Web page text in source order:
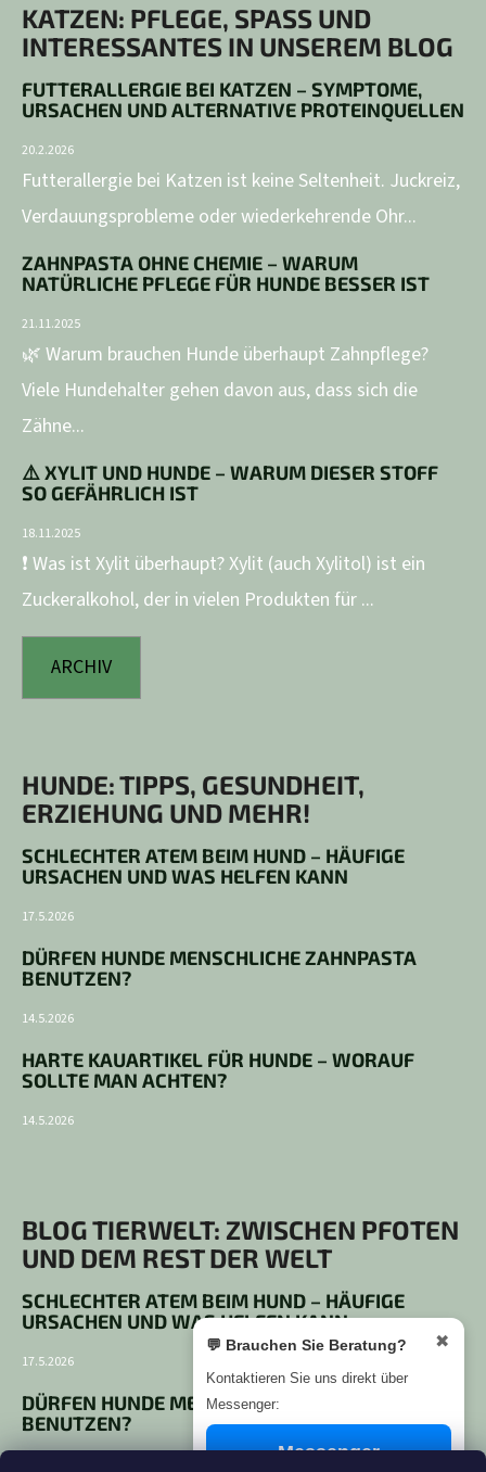
KATZEN: PFLEGE, SPASS UND I
NTERESSANTES IN UNSEREM BLOG
FUTTERALLERGIE BEI KATZEN – SYMPTOME,
URSACHEN UND ALTERNATIVE PROTEINQUELLEN
20.2.2026
Futterallergie bei Katzen ist keine Seltenheit. Juckreiz,
Verdauungsprobleme oder wiederkehrende Ohr...
ZAHNPASTA OHNE CHEMIE – WARUM
NATÜRLICHE PFLEGE FÜR HUNDE BESSER IST
21.11.2025
🌿 Warum brauchen Hunde überhaupt Zahnpflege?
Viele Hundehalter gehen davon aus, dass sich die
Zähne...
⚠️ XYLIT UND HUNDE – WARUM DIESER STOFF
SO GEFÄHRLICH IST
18.11.2025
❗ Was ist Xylit überhaupt? Xylit (auch Xylitol) ist ein
Zuckeralkohol, der in vielen Produkten für ...
ARCHIV
HUNDE: TIPPS, GESUNDHEIT,
ERZIEHUNG UND MEHR!
SCHLECHTER ATEM BEIM HUND – HÄUFIGE
URSACHEN UND WAS HELFEN KANN
17.5.2026
DÜRFEN HUNDE MENSCHLICHE ZAHNPASTA
BENUTZEN?
14.5.2026
HARTE KAUARTIKEL FÜR HUNDE – WORAUF
SOLLTE MAN ACHTEN?
14.5.2026
BLOG TIERWELT: ZWISCHEN PFOTEN
UND DEM REST DER WELT
SCHLECHTER ATEM BEIM HUND – HÄUFIGE
URSACHEN UND WAS HELFEN KANN
17.5.2026
DÜRFEN HUNDE MENSCHLICHE ZAHNPASTA
BENUTZEN?
✖
💬 Brauchen Sie Beratung?
Kontaktieren Sie uns direkt über
Messenger:
Messenger